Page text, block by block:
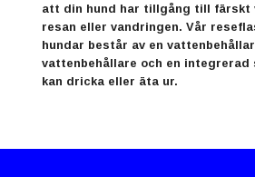
att din hund har tillgång till färskt
resan eller vandringen. Vår
hundar består av en
vattenbehållare och en integrerad
kan dricka eller äta ur.